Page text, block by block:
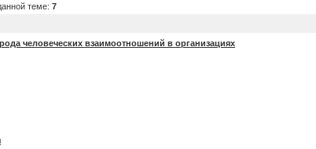
теме: 7
человеческих взаимоотношений в организациях